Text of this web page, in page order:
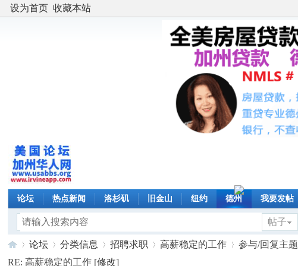
设为首页 收藏本站
论坛 热点新闻 洛杉矶 旧金山 纽约 德州 我要发帖
帖子
论坛 分类信息 招聘求职 高薪稳定的工作
参与/回复主题
RE: 高薪稳定的工作 [修改]